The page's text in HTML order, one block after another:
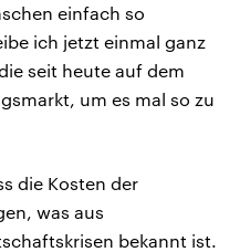
einfach so
ich jetzt einmal ganz
seit heute auf dem
um es mal so zu
die Kosten der
was aus
bekannt ist.